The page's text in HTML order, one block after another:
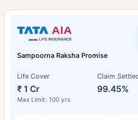
Sampoorna Raksha Promise
Life Cover
₹ 1 Cr
Max Limit: 100 yrs
Claim
99.45%